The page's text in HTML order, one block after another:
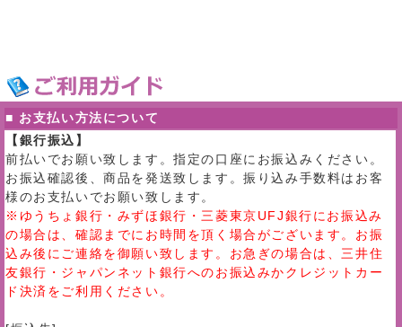
■ お支払い方法について
【銀行振込】
前払いでお願い致します。指定の口座にお振込みください。
お振込確認後、商品を発送致します。振り込み手数料はお客
様のお支払いでお願い致します。
※ゆうちょ銀行・みずほ銀行・三菱東京UFJ銀行にお振込み
の場合は、確認までにお時間を頂く場合がございます。お振
込み後にご連絡を御願い致します。お急ぎの場合は、三井住
友銀行・ジャパンネット銀行へのお振込みかクレジットカー
ド決済をご利用ください。